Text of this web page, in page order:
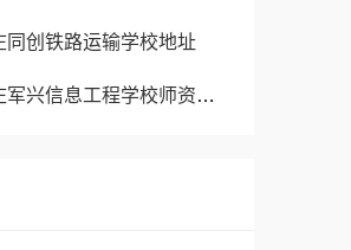
同创铁路运输学校地址
信息工程学校师资力量怎么样？